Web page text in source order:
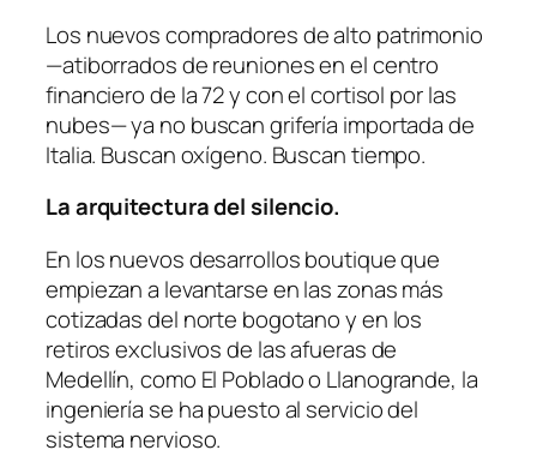
Los nuevos compradores de alto patrimonio
—atiborrados de reuniones en el centro
financiero de la 72 y con el cortisol por las
nubes— ya no buscan grifería importada de
Italia. Buscan oxígeno. Buscan tiempo.
La arquitectura del silencio.
En los nuevos desarrollos boutique que
empiezan a levantarse en las zonas más
cotizadas del norte bogotano y en los
retiros exclusivos de las afueras de
Medellín, como El Poblado o Llanogrande, la
ingeniería se ha puesto al servicio del
sistema nervioso.